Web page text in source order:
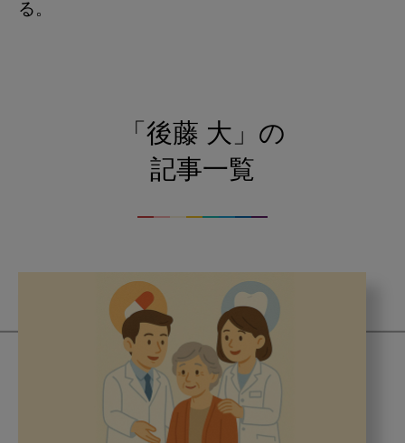
る。
「後藤 大」の
記事一覧